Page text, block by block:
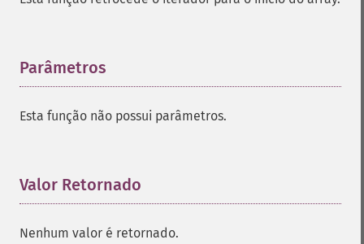
Parâmetros
Esta função não possui parâmetros.
Valor Retornado
Nenhum valor é retornado.